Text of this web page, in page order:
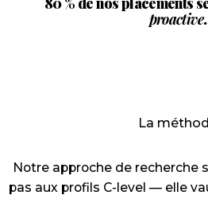
proactive.
La
Notre approche de recherche
pas aux profils C-level — elle